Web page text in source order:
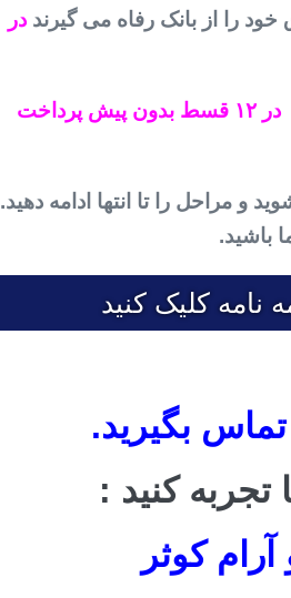
در ۱۲ قسط بدون پیش پرداخت
و مراحل را تا انتها ادامه دهید.
باشید.
نامه کلیک کنید
بگیرید.
تجربه کنید :
کوثر